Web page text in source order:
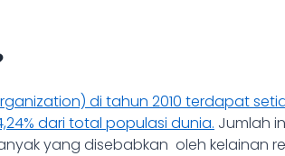
di tahun 2010 terdapat
dari total populasi dunia. Jumlah
yang disebabkan oleh kelainan